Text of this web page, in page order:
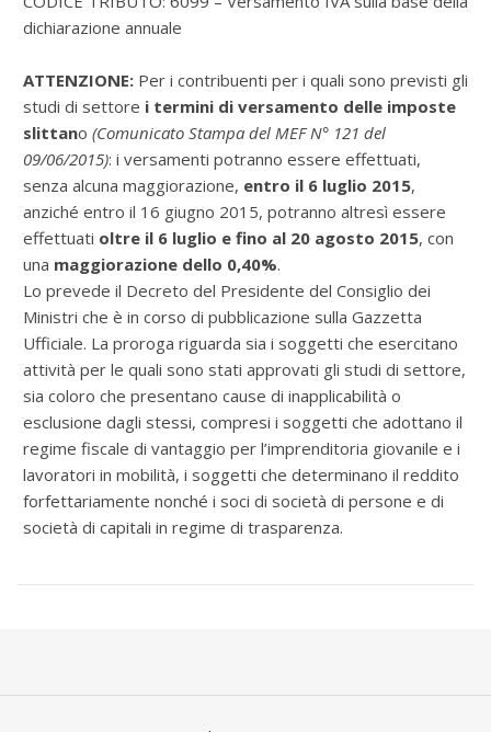
dichiarazione annuale
ATTENZIONE: Per i contribuenti per i quali sono previsti gli
studi di settore i termini di versamento delle imposte
slittano (Comunicato Stampa del MEF N° 121 del
09/06/2015): i versamenti potranno essere effettuati,
senza alcuna maggiorazione, entro il 6 luglio 2015,
anziché entro il 16 giugno 2015, potranno altresì essere
effettuati oltre il 6 luglio e fino al 20 agosto 2015, con
una maggiorazione dello 0,40%.
Lo prevede il Decreto del Presidente del Consiglio dei
Ministri che è in corso di pubblicazione sulla Gazzetta
Ufficiale. La proroga riguarda sia i soggetti che esercitano
attività per le quali sono stati approvati gli studi di settore,
sia coloro che presentano cause di inapplicabilità o
esclusione dagli stessi, compresi i soggetti che adottano il
regime fiscale di vantaggio per l’imprenditoria giovanile e i
lavoratori in mobilità, i soggetti che determinano il reddito
forfettariamente nonché i soci di società di persone e di
società di capitali in regime di trasparenza.